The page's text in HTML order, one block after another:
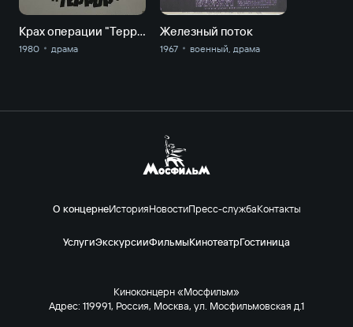
Крах операции "Террор"
1980 драма
Железный поток
1967 военный, драма
О концернеИсторияНовостиПресс-службаКонтакты
УслугиЭкскурсииФильмыКинотеатрГостиница
Киноконцерн «Мосфильм»
Адрес: 119991, Россия, Москва, ул. Мосфильмовская д.1